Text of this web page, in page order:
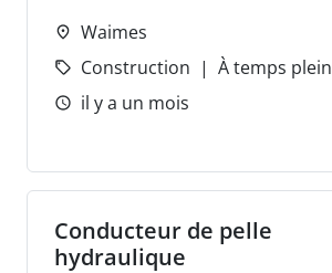
Waimes
Construction
À temps plein
il y a un mois
Conducteur de pelle
hydraulique